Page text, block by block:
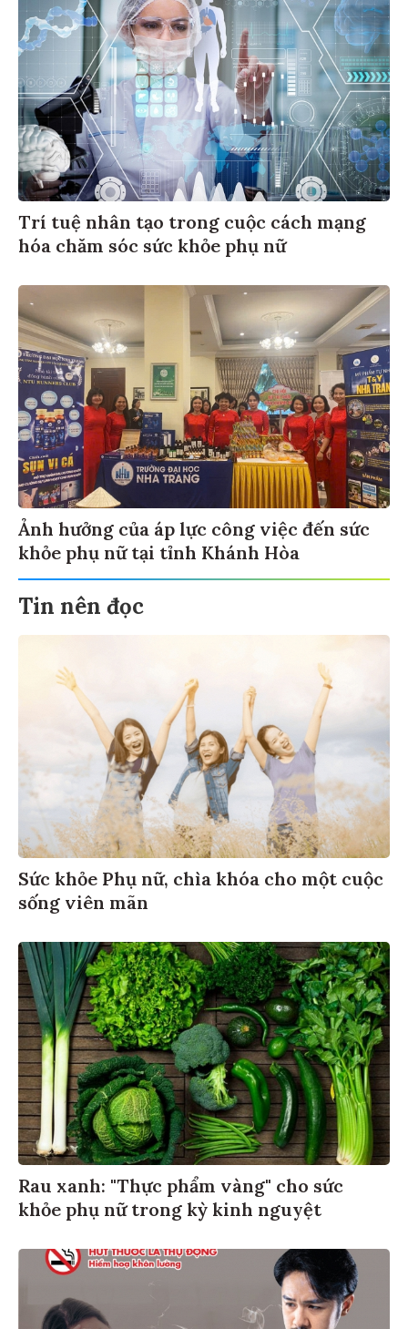
Trí tuệ nhân tạo trong cuộc cách mạng
hóa chăm sóc sức khỏe phụ nữ
Ảnh hưởng của áp lực công việc đến sức
khỏe phụ nữ tại tỉnh Khánh Hòa
Tin nên đọc
Sức khỏe Phụ nữ, chìa khóa cho một cuộc
sống viên mãn
Rau xanh: "Thực phẩm vàng" cho sức
khỏe phụ nữ trong kỳ kinh nguyệt